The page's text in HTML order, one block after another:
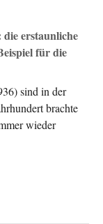
die erstaunliche
für die
sind in der
brachte
wieder